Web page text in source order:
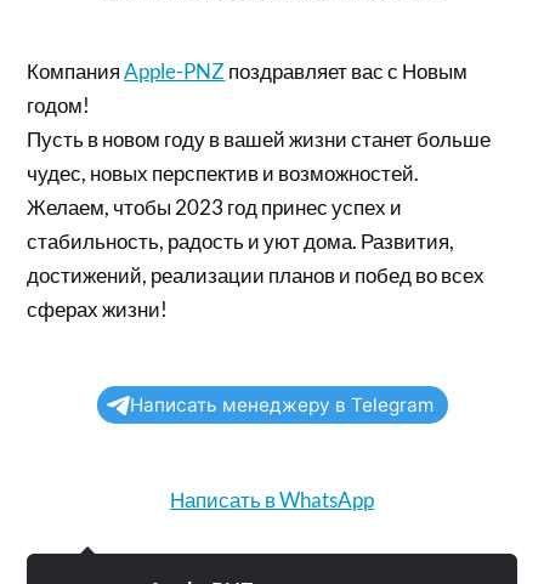
КомпанияApple-PNZ поздравляет вас с Новым
годом!
Пусть в новом году в вашей жизни станет больше
чудес, новых перспектив и возможностей.
Желаем, чтобы 2023 год принес успех и
стабильность, радость и уют дома. Развития,
достижений, реализации планов и побед во всех
сферах жизни!
Написать менеджеру в Telegram
Написать в WhatsApp